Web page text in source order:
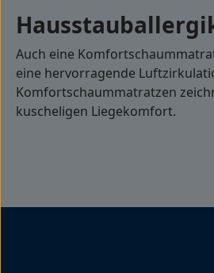
Auch eine
eine hervorragende
Komfortschaummatratzen
kuscheligen Liegekomfort.